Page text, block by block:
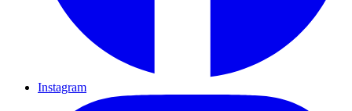
Instagram